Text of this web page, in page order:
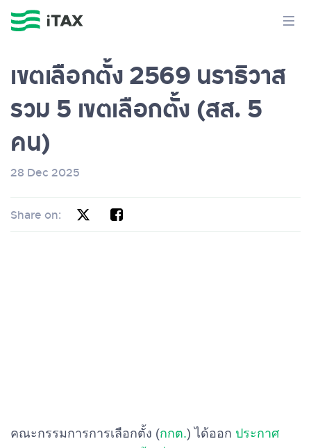
เขตเลือกตั้ง 2569 นราธิวาส
รวม 5 เขตเลือกตั้ง (สส. 5
คน)
28 Dec 2025
Share on:
คณะกรรมการการเลือกตั้ง (กกต.) ได้ออก ประกาศ